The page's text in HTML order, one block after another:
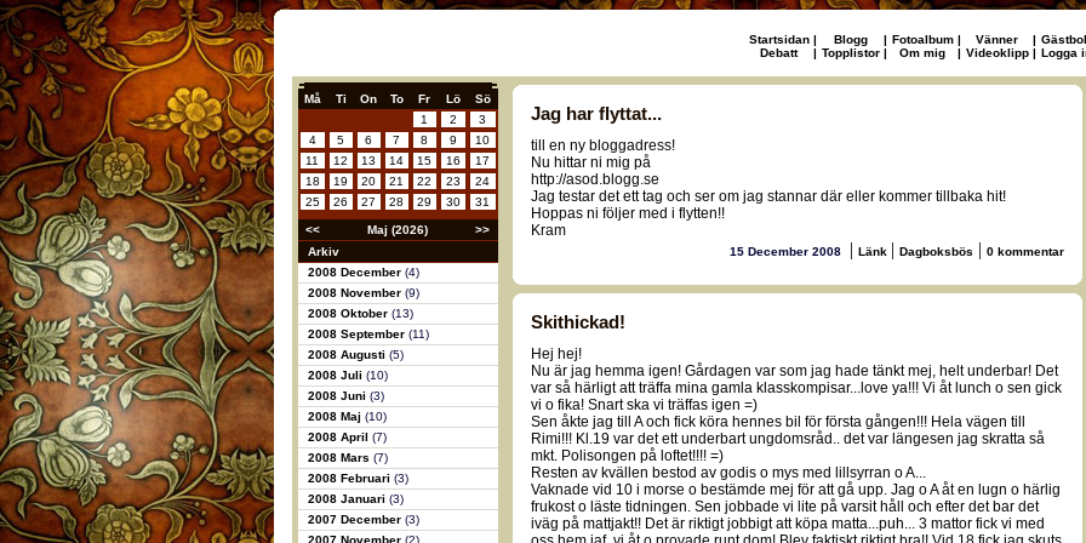
Startsidan | Blogg | Fotoalbum | Vänner |
Debatt
| Topplistor | Om mig | Videoklipp | Logga
Må Ti On To Fr Lö
Sö
1
2
3
4
5 6 7 8 9
10
11
12 13 14 15 16
17
18
19 20 21 22 23
24
25
26 27 28 29 30 31
<< Maj (2026)
>>
Arkiv
2008 December (4)
2008 November (9)
2008 Oktober (13)
2008 September (11)
2008 Augusti (5)
2008 Juli (10)
2008 Juni (3)
2008 Maj (10)
2008 April (7)
2008 Mars (7)
2008 Februari (3)
2008 Januari (3)
2007 December (3)
2007 November (2)
Jag har flyttat...
till en ny bloggadress!
Nu hittar ni mig på
http://asod.blogg.se
Jag testar det ett tag och ser om jag stannar där eller kommer tillbaka hit!
Hoppas ni följer med i flytten!!
Kram
15 December 2008 | Länk | Dagboksbös | 0 kommentar
Skithickad!
Hej hej!
Nu är jag hemma igen! Gårdagen var som jag hade tänkt mej, helt underbar! Det
var så härligt att träffa mina gamla klasskompisar...love ya!!! Vi åt lunch o sen gick
vi o fika! Snart ska vi träffas igen =)
Sen åkte jag till A och fick köra hennes bil för första gången!!! Hela vägen till
Rimi!!! Kl.19 var det ett underbart ungdomsråd.. det var längesen jag skratta så
mkt. Polisongen på loftet!!!! =)
Resten av kvällen bestod av godis o mys med lillsyrran o A...
Vaknade vid 10 i morse o bestämde mej för att gå upp. Jag o A åt en lugn o härlig
frukost o läste tidningen. Sen jobbade vi lite på varsit håll och efter det bar det
iväg på mattjakt!! Det är riktigt jobbigt att köpa matta...puh... 3 mattor fick vi med